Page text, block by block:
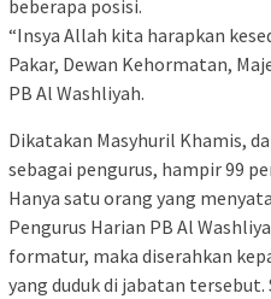
beberapa posisi.
“Insya Allah kita harapkan
Pakar, Dewan Kehormatan,
PB Al Washliyah.
Dikatakan Masyhuril Khamis,
sebagai pengurus, hampir 99
Hanya satu orang yang
Pengurus Harian PB Al
formatur, maka diserahkan
yang duduk di jabatan